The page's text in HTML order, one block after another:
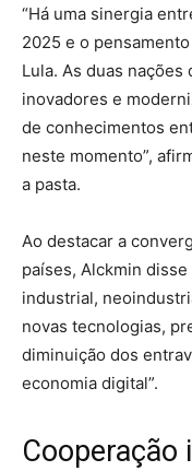
“Há uma sinergia
2025 e o
Lula. As duas
inovadores e
de conhecimentos
neste momento”,
a pasta.
Ao destacar a
países, Alckmin
industrial,
novas tecnologias,
diminuição dos
economia digital”.
Cooperação